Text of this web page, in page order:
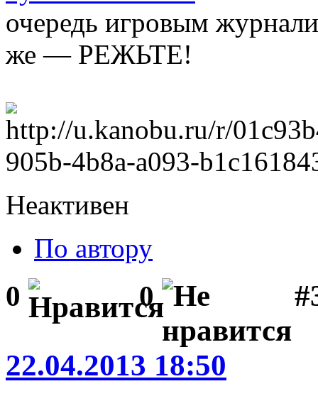
очередь игровым
же — РЕЖЬТЕ!
Неактивен
По автору
0 0
22.04.2013 18:50